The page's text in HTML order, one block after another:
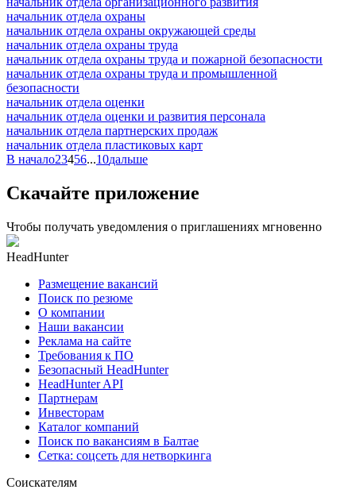
начальник отдела охраны
начальник отдела охраны окружающей среды
начальник отдела охраны труда
начальник отдела охраны труда и пожарной безопасности
начальник отдела охраны труда и промышленной
безопасности
начальник отдела оценки
начальник отдела оценки и развития персонала
начальник отдела партнерских продаж
начальник отдела пластиковых карт
В начало23456...10дальше
Скачайте приложение
Чтобы получать уведомления о приглашениях мгновенно
HeadHunter
Размещение вакансий
Поиск по резюме
О компании
Наши вакансии
Реклама на сайте
Требования к ПО
Безопасный HeadHunter
HeadHunter API
Партнерам
Инвесторам
Каталог компаний
Поиск по вакансиям в Балтае
Сетка: соцсеть для нетворкинга
Соискателям